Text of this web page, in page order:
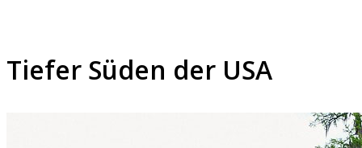
Tiefer Süden der USA